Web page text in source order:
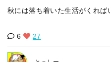
秋には落ち着いた生活がくれば
6 27